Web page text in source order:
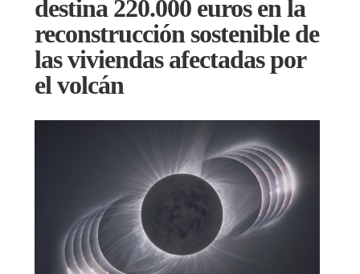
destina 220.000 euros en la
reconstrucción sostenible de
las viviendas afectadas por
el volcán